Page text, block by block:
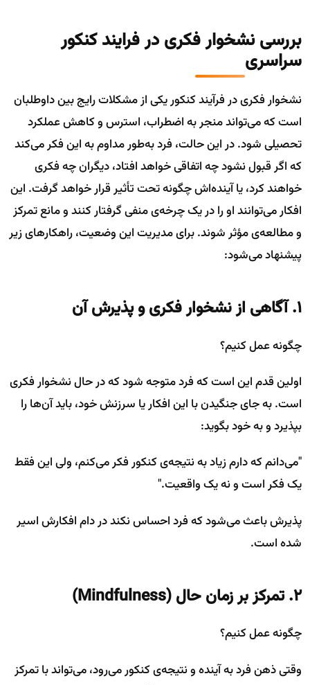
بررسی نشخوار فکری در فرایند کنکور
سراسری
نشخوار فکری در فرآیند کنکور یکی از مشکلات رایج بین داوطلبان
است که می‌تواند منجر به اضطراب، استرس و کاهش عملکرد
تحصیلی شود. در این حالت، فرد به‌طور مداوم به این فکر می‌کند
که اگر قبول نشود چه اتفاقی خواهد افتاد، دیگران چه فکری
خواهند کرد، یا آینده‌اش چگونه تحت تأثیر قرار خواهد گرفت. این
افکار می‌توانند او را در یک چرخه‌ی منفی گرفتار کنند و مانع تمرکز
و مطالعه‌ی مؤثر شوند. برای مدیریت این وضعیت، راهکارهای زیر
پیشنهاد می‌شود:
۱. آگاهی از نشخوار فکری و پذیرش آن
چگونه عمل کنیم؟
اولین قدم این است که فرد متوجه شود که در حال نشخوار فکری
است. به جای جنگیدن با این افکار یا سرزنش خود، باید آن‌ها را
بپذیرد و به خود بگوید:
"می‌دانم که دارم زیاد به نتیجه‌ی کنکور فکر می‌کنم، ولی این فقط
یک فکر است و نه یک واقعیت."
پذیرش باعث می‌شود که فرد احساس نکند در دام افکارش اسیر
شده است.
۲. تمرکز بر زمان حال (Mindfulness)
چگونه عمل کنیم؟
وقتی ذهن فرد به آینده و نتیجه‌ی کنکور می‌رود، می‌تواند با تمرکز